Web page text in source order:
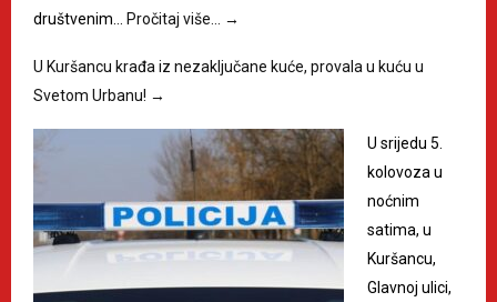
društvenim…
Pročitaj više… →
U Kuršancu krađa iz nezaključane kuće, provala u kuću u
Svetom Urbanu! →
U srijedu 5.
kolovoza u
noćnim
satima, u
Kuršancu,
Glavnoj ulici,